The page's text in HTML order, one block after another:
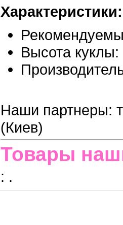
Характеристики:
Высота
Наши партнеры:
(Киев)
Товары
: .